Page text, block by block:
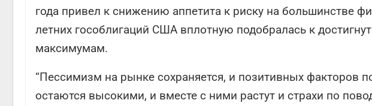
года привел к снижению аппетита к риску на большинстве
летних гособлигаций США вплотную подобралась к
максимумам.
“Пессимизм на рынке сохраняется, и позитивных факторов
остаются высокими, и вместе с ними растут и страхи по